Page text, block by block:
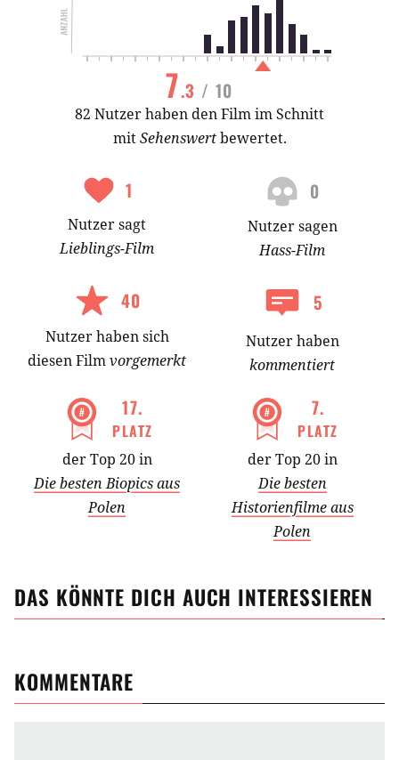
7.3 / 10
82 Nutzer haben den Film im Schnitt
mitSehenswertbewertet.
1
Nutzersagt
Lieblings-Film
0
Nutzersagen
Hass-Film
40
Nutzerhabensich
diesen Filmvorgemerkt
5
Nutzer haben
kommentiert
17.
PLATZ
der Top 20 in
Die besten Biopics aus
Polen
7.
PLATZ
der Top 20 in
Die besten
Historienfilme aus
Polen
DAS KÖNNTE DICH AUCH INTERESSIEREN
KOMMENTARE